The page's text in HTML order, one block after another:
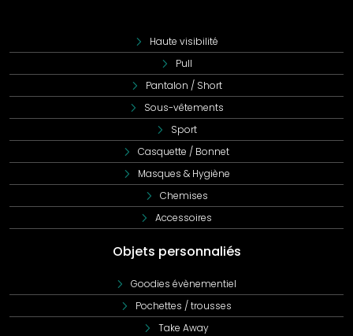
Haute visibilité
Pull
Pantalon / Short
Sous-vêtements
Sport
Casquette / Bonnet
Masques & Hygiène
Chemises
Accessoires
Objets personnaliés
Goodies évènementiel
Pochettes / trousses
Take Away